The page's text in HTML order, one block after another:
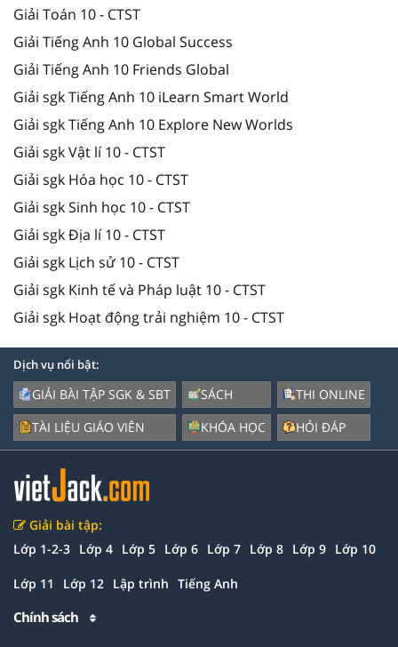
Giải Toán 10 - CTST
Giải Tiếng Anh 10 Global Success
Giải Tiếng Anh 10 Friends Global
Giải sgk Tiếng Anh 10 iLearn Smart World
Giải sgk Tiếng Anh 10 Explore New Worlds
Giải sgk Vật lí 10 - CTST
Giải sgk Hóa học 10 - CTST
Giải sgk Sinh học 10 - CTST
Giải sgk Địa lí 10 - CTST
Giải sgk Lịch sử 10 - CTST
Giải sgk Kinh tế và Pháp luật 10 - CTST
Giải sgk Hoạt động trải nghiệm 10 - CTST
Dịch vụ nổi bật:
GIẢI BÀI TẬP SGK & SBT
TÀI LIỆU GIÁO VIÊN
SÁCH
KHÓA HỌC
THI ONLINE
HỎI ĐÁP
Giải bài tập:
Lớp 1-2-3 Lớp 4 Lớp 5 Lớp 6 Lớp 7 Lớp 8 Lớp 9 Lớp 10
Lớp 11 Lớp 12 Lập trình Tiếng Anh
Chính sách